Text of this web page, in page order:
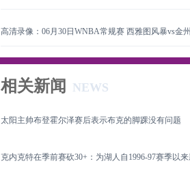
高清录像：06月30日WNBA常规赛 西雅图风暴vs金
相关新闻 NEWS
太阳主帅布登霍尔泽赛后表示布克的脚踝没有问题
克内克特在季前赛砍30+：为湖人自1996-97赛季以